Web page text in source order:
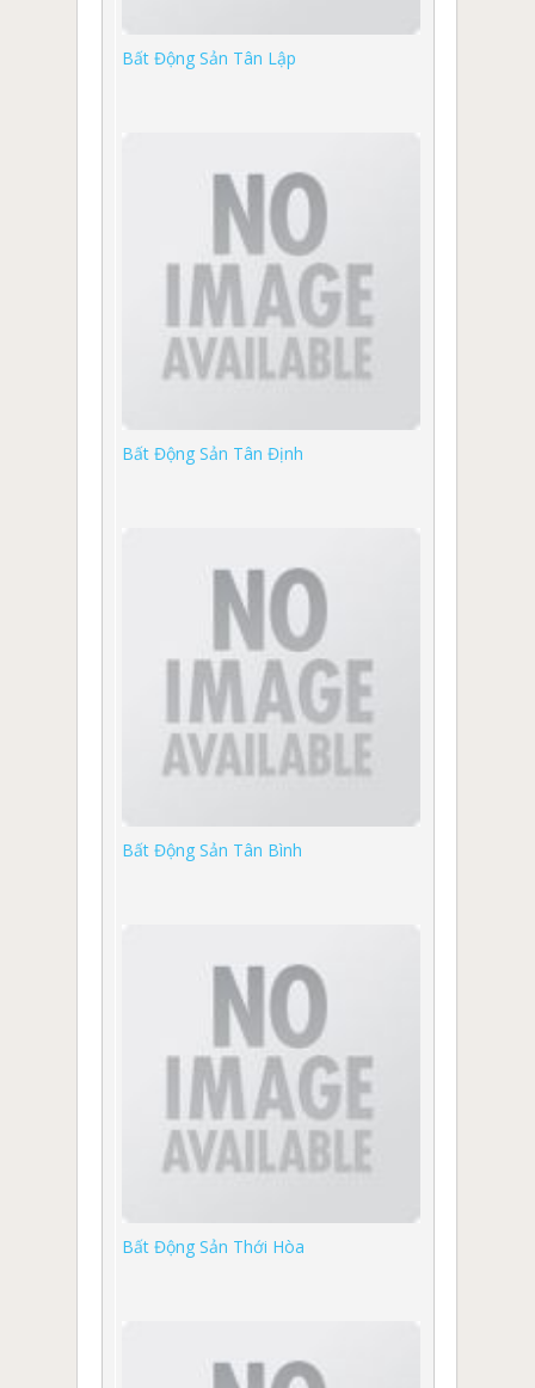
Bất Động Sản Tân Lập
Bất Động Sản Tân Định
Bất Động Sản Tân Bình
Bất Động Sản Thới Hòa